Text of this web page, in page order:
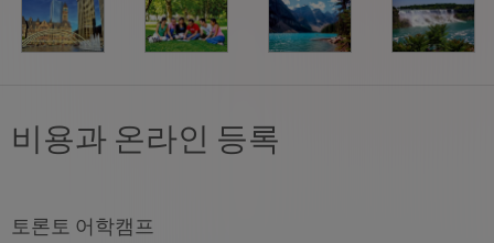
비용과 온라인 등록
토론토 어학캠프